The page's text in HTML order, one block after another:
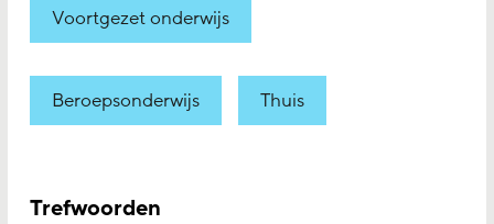
Voortgezet onderwijs
Beroepsonderwijs Thuis
Trefwoorden